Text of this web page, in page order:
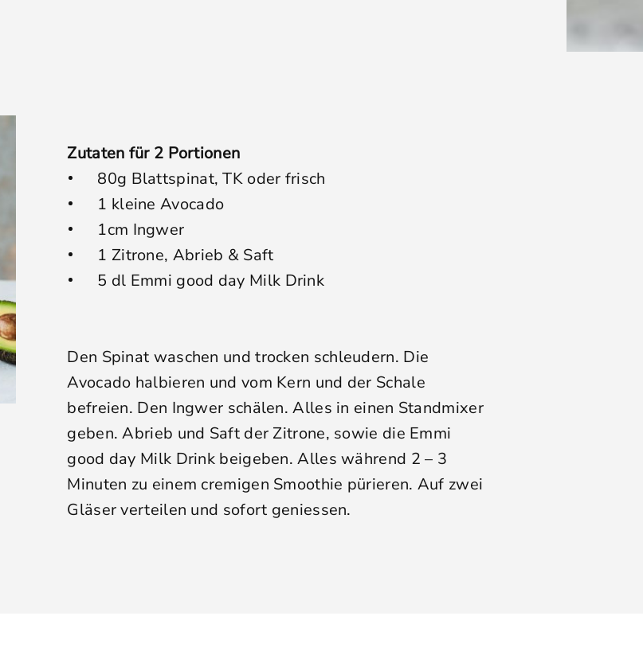
Zutaten für 2 Portionen
80g Blattspinat, TK oder frisch
1 kleine Avocado
1cm Ingwer
1 Zitrone, Abrieb & Saft
5 dl Emmi good day Milk Drink
Den Spinat waschen und trocken schleudern. Die
Avocado halbieren und vom Kern und der Schale
befreien. Den Ingwer schälen. Alles in einen Standmixer
geben. Abrieb und Saft der Zitrone, sowie die Emmi
good day Milk Drink beigeben. Alles während 2 – 3
Minuten zu einem cremigen Smoothie pürieren. Auf zwei
Gläser verteilen und sofort geniessen.